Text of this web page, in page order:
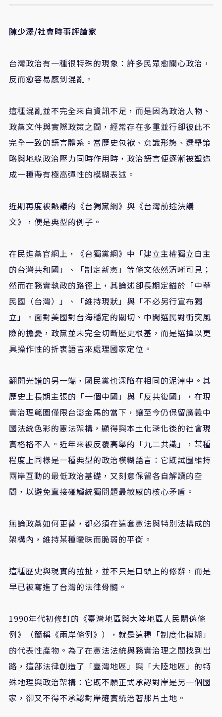
陳少澤/社會時事評論家
台灣政治有一種很特殊的現象：許多民眾愈關心政治，
反而愈容易感到混亂。
這種混亂並不完全來自資訊不足，而是因為政治人物、
政黨文件與實際政策之間，經常存在多重並行卻彼此不
完全一致的語言體系。當歷史包袱、意識形態、選舉策
略與地緣政治壓力同時作用時，政治語言便逐漸被塑造
成一種帶有極高彈性的模糊表述。
近期再度被熱議的《台獨黨綱》與《台灣前途決議
文》，便是典型的例子。
在民進黨官網上，《台獨黨綱》中「建立主權獨立自主
的台灣共和國」、「制定新憲」等條文依然清晰可見；
然而在務實執政的路徑上，其論述卻長期定錨於「中華
民國（台灣）」、「維持現狀」與「不必另行宣布獨
立」。面對美國對台海穩定的關切、中間選民對衝突風
險的擔憂，政黨並未完全切斷歷史根基，而是選擇以更
具操作性的折衷語言來處理國家定位。
翻開光譜的另一端，國民黨也深陷在相同的泥淖中。其
歷史上長期主張的「一個中國」與「反共復國」，在現
實治理範圍僅限台澎金馬的當下，讓至今仍保留廣義中
國法統色彩的憲法架構，顯得與本土化深化後的社會現
實格格不入。近年來被反覆高舉的「九二共識」，某種
程度上同樣是一種典型的政治模糊語言：它既試圖維持
兩岸互動的最低政治基礎，又刻意保留各自解讀的空
間，以避免直接碰觸統獨問題最敏感的核心矛盾。
無論政黨如何更替，都必須在這套憲法與特別法構成的
架構內，維持某種曖昧而脆弱的平衡。
這種歷史與現實的拉扯，並不只是口頭上的修辭，而是
早已被寫進了台灣的法律骨髓。
1990年代初修訂的《臺灣地區與大陸地區人民關係條
例》（簡稱《兩岸條例》），就是這種「制度化模糊」
的代表性產物。為了在憲法法統與務實治理之間找到出
路，這部法律創造了「臺灣地區」與「大陸地區」的特
殊地理與政治架構：它既不願正式承認對岸是另一個國
家，卻又不得不承認對岸確實統治著那片土地。